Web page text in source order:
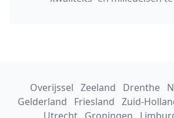
Overijssel Zeeland Drenthe
Gelderland
Friesland Zuid-